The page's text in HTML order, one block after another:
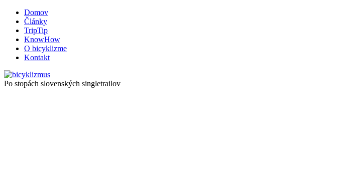
Domov
Články
TripTip
KnowHow
O bicyklizme
Kontakt
Po stopách slovenských singletrailov